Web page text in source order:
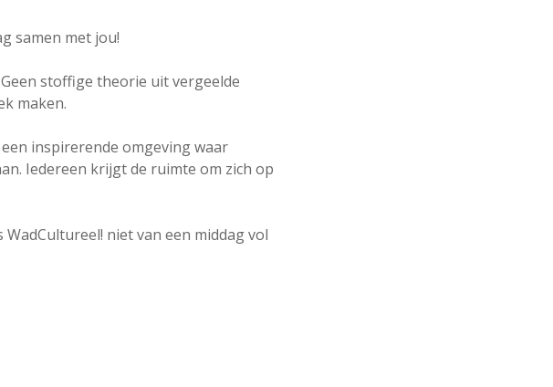
samen met jou!
stoffige theorie uit vergeelde
maken.
inspirerende omgeving waar
Iedereen krijgt de ruimte om zich op
niet van een middag vol